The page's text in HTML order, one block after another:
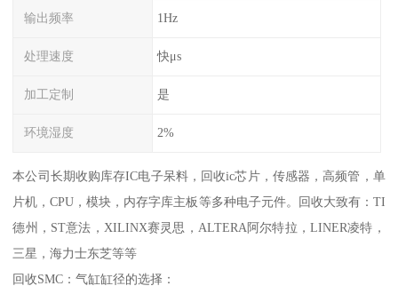
输出频率 1Hz
处理速度 快μs
加工定制 是
环境湿度 2%
本公司长期收购库存IC电子呆料，回收ic芯片，传感器，高频管，单
片机，CPU，模块，内存字库主板等多种电子元件。回收大致有：TI
德州，ST意法，XILINX赛灵思，ALTERA阿尔特拉，LINER凌特，
三星，海力士东芝等等
回收SMC：气缸缸径的选择：